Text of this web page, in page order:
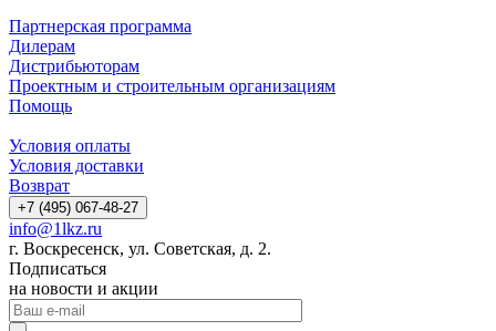
Партнерская программа
Дилерам
Дистрибьюторам
Проектным и строительным организациям
Помощь
Условия оплаты
Условия доставки
Возврат
+7 (495) 067-48-27
info@1lkz.ru
г. Воскресенск, ул. Советская, д. 2.
Подписаться
на новости и акции